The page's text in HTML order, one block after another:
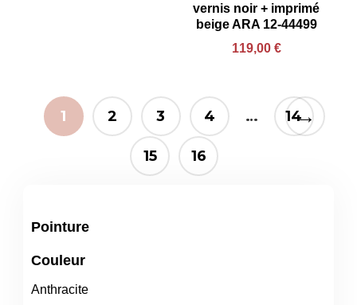
vernis noir + imprimé
beige ARA 12-44499
119,00 €
1 2 3 4 … 14
15 16
→
Pointure
Couleur
Anthracite